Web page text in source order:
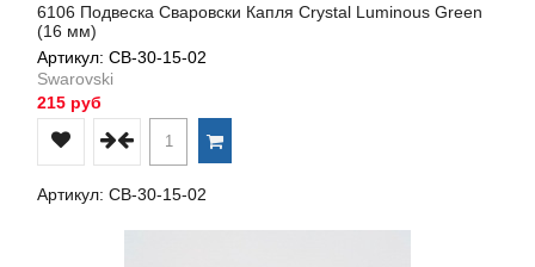
6106 Подвеска Сваровски Капля Crystal Luminous Green
(16 мм)
Артикул: СВ-30-15-02
Swarovski
215 руб
Артикул: СВ-30-15-02